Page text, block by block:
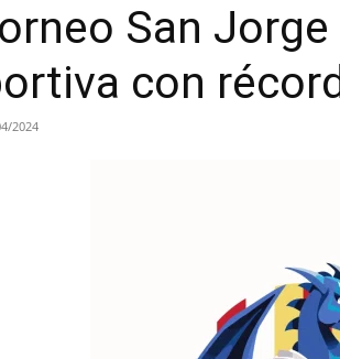
San
con
2024